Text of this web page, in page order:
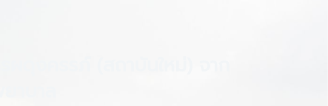
ดุงครรภ์ (สถาบันใหม่) จาก
บาล